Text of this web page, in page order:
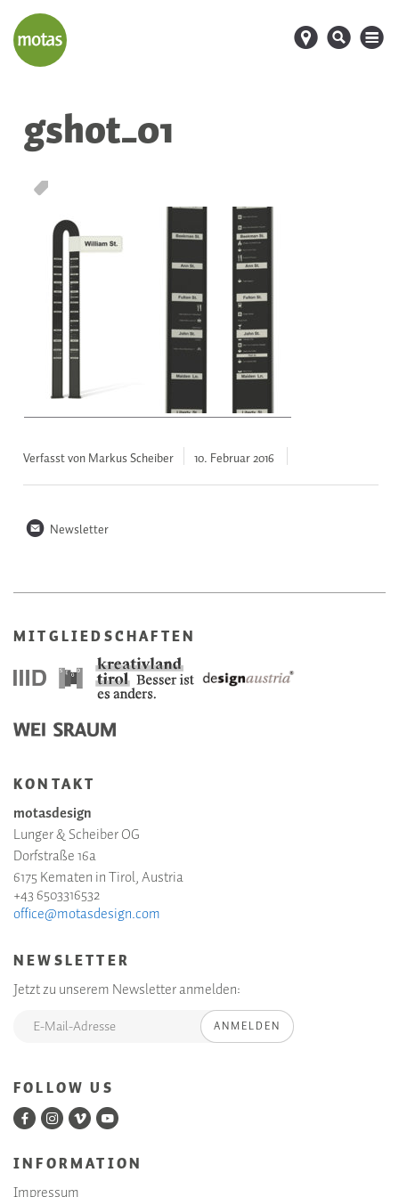
d s M
gshot_01
T
Verfasst von Markus Scheiber 10. Februar2016
n Newsletter
MITGLIEDSCHAFTEN
KONTAKT
motasdesign
Lunger & Scheiber OG
Dorfstraße 16a
6175 Kematen in Tirol, Austria
+43 6503316532
office@motasdesign.com
NEWSLETTER
Jetzt zu unserem Newsletter anmelden:
ANMELDEN
FOLLOW US
INFORMATION